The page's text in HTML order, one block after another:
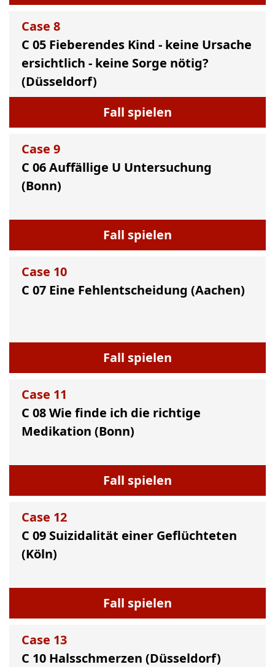
Case 8
C 05 Fieberendes Kind - keine Ursache
ersichtlich - keine Sorge nötig?
(Düsseldorf)
Fall spielen
Case 9
C 06 Auffällige U Untersuchung
(Bonn)
Fall spielen
Case 10
C 07 Eine Fehlentscheidung (Aachen)
Fall spielen
Case 11
C 08 Wie finde ich die richtige
Medikation (Bonn)
Fall spielen
Case 12
C 09 Suizidalität einer Geflüchteten
(Köln)
Fall spielen
Case 13
C 10 Halsschmerzen (Düsseldorf)